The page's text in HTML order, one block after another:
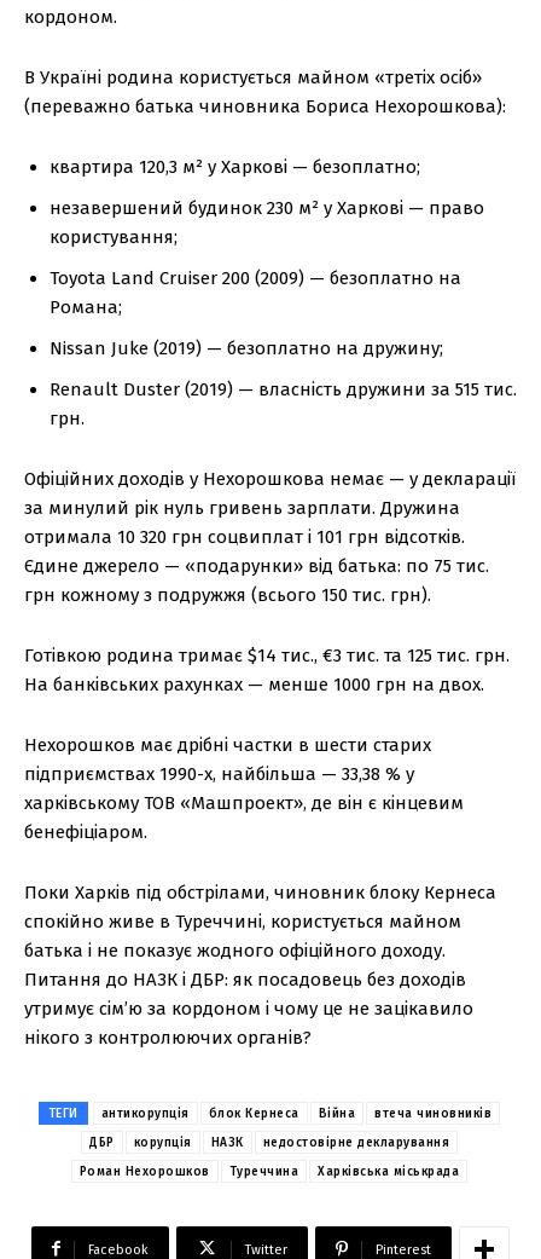
кордоном.
В Україні родина користується майном «третіх осіб»
(переважно батька чиновника Бориса Нехорошкова):
квартира 120,3 м² у Харкові — безоплатно;
незавершений будинок 230 м² у Харкові — право
користування;
Toyota Land Cruiser 200 (2009) — безоплатно на
Романа;
Nissan Juke (2019) — безоплатно на дружину;
Renault Duster (2019) — власність дружини за 515 тис.
грн.
Офіційних доходів у Нехорошкова немає — у декларації
за минулий рік нуль гривень зарплати. Дружина
отримала 10 320 грн соцвиплат і 101 грн відсотків.
Єдине джерело — «подарунки» від батька: по 75 тис.
грн кожному з подружжя (всього 150 тис. грн).
Готівкою родина тримає $14 тис., €3 тис. та 125 тис. грн.
На банківських рахунках — менше 1000 грн на двох.
Нехорошков має дрібні частки в шести старих
підприємствах 1990-х, найбільша — 33,38 % у
харківському ТОВ «Машпроект», де він є кінцевим
бенефіціаром.
Поки Харків під обстрілами, чиновник блоку Кернеса
спокійно живе в Туреччині, користується майном
батька і не показує жодного офіційного доходу.
Питання до НАЗК і ДБР: як посадовець без доходів
утримує сім’ю за кордоном і чому це не зацікавило
нікого з контролюючих органів?
ТЕГИ антикорупція блок Кернеса Війна
втеча чиновників
ДБР
корупція НАЗК
недостовірне декларування
Роман Нехорошков
Туреччина Харківська міськрада
Facebook Twitter Pinterest